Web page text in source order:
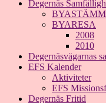
Degernäs
BYARESA
2008
2010
Degernäsvägarnas
EFS Kalender
Aktiviteter
EFS
Degernäs Fritid